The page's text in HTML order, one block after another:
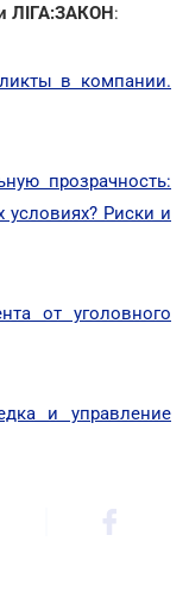
ЛІГА:ЗАКОН:
в компании.
прозрачность:
условиях? Риски и
от уголовного
и управление